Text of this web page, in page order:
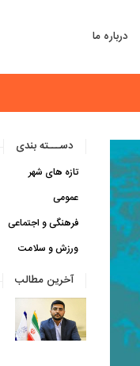
درباره ما
دســـته بندی
تازه های شهر
عمومی
فرهنگی و اجتماعی
ورزش و سلامت
آخرین مطالب